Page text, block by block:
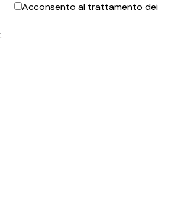
Acconsento al trattamento dei
.